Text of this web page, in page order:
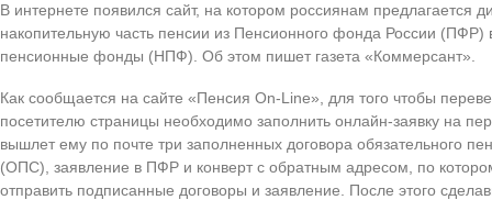
В интернете появился сайт, на котором россиянам предлагается
накопительную часть пенсии из Пенсионного фонда России (ПФР)
пенсионные фонды (НПФ). Об этом пишет газета «Коммерсант».
Как сообщается на сайте «Пенсия On-Line», для того чтобы
посетителю страницы необходимо заполнить онлайн-заявку на
вышлет ему по почте три заполненных договора обязательного
(ОПС), заявление в ПФР и конверт с обратным адресом, по
отправить подписанные договоры и заявление. После этого